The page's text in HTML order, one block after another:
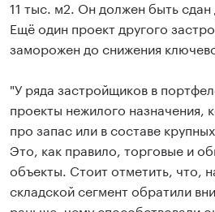
11 тыс. м2. Он должен быть сдан
Ещё один проект другого
заморожен до снижения
"У ряда застройщиков в
проекты нежилого назначения,
про запас или в составе
Это, как правило, торговые и
объекты. Стоит отметить, что,
складской сегмент обратили